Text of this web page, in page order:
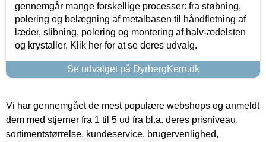
gennemgår mange forskellige processer: fra støbning,
polering og belægning af metalbasen til håndfletning af
læder, slibning, polering og montering af halv-ædelsten
og krystaller. Klik her for at se deres udvalg.
Se udvalget på DyrbergKern.dk
Vi har gennemgået de mest populære webshops og anmeldt
dem med stjerner fra 1 til 5 ud fra bl.a. deres prisniveau,
sortimentstørrelse, kundeservice, brugervenlighed,